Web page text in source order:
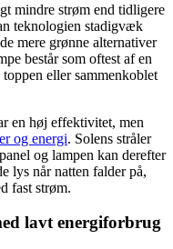
mindre strøm end tidligere
teknologien stadigvæk
mere grønne alternativer
består som oftest af en
eller sammenkoblet
en høj effektivitet, men
og energi. Solens stråler
og lampen kan derefter
lys når natten falder på,
fast strøm.
lavt energiforbrug